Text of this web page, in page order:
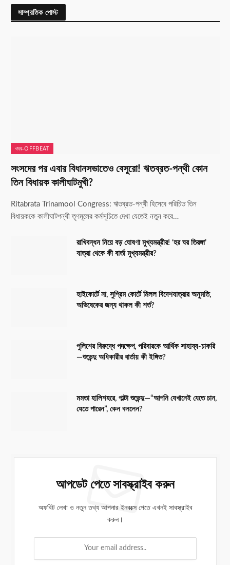
সাম্প্রতিক পোস্ট
খবর-OFFBEAT
সংসদের পর এবার বিধানসভাতেও বেসুরো! ঋতব্রত-পন্থী কোন
তিন বিধায়ক কালীঘাটমুখী?
Ritabrata Trinamool Congress: ঋতব্রত-পন্থী হিসেবে পরিচিত তিন
বিধায়ককে কালীঘাটপন্থী তৃণমূলের কর্মসূচিতে দেখা যেতেই নতুন করে…
রাখিবন্ধন নিয়ে বড় ঘোষণা মুখ্যমন্ত্রীর! ‘হর ঘর তিরঙ্গা’
যাত্রা থেকে কী বার্তা মুখ্যমন্ত্রীর?
হাইকোর্টে না, সুপ্রিম কোর্টে মিলল বিদেশযাত্রার অনুমতি,
অভিষেকের জন্য থাকল কী শর্ত?
পুলিশের বিরুদ্ধে পদক্ষেপ, পরিবারকে আর্থিক সাহায্য-চাকরি
—শুভেন্দু অধিকারীর বার্তায় কী ইঙ্গিত?
মমতা হালিশহরে, পাল্টা শুভেন্দু—“আপনি যেখানেই যেতে চান,
যেতে পারেন”, কেন বললেন?
আপডেট পেতে সাবস্ক্রাইব করুন
অফবিট লেখা ও নতুন তথ্য আপনার ইনবক্সে পেতে এখনই সাবস্ক্রাইব
করুন।